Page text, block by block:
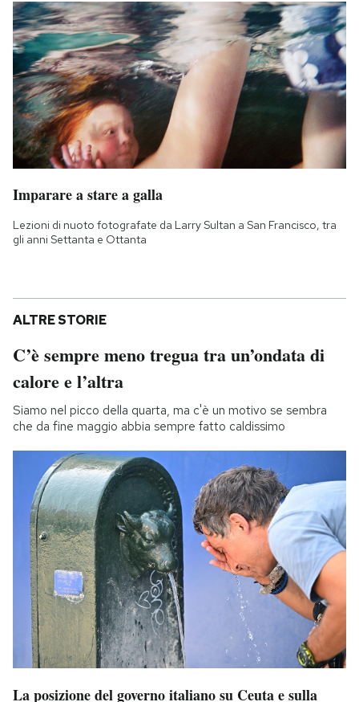
Imparare a stare a galla
Lezioni di nuoto fotografate da Larry Sultan a San Francisco, tra
gli anni Settanta e Ottanta
ALTRE STORIE
C’è sempre meno tregua tra un’ondata di
calore e l’altra
Siamo nel picco della quarta, ma c'è un motivo se sembra
che da fine maggio abbia sempre fatto caldissimo
La posizione del governo italiano su Ceuta e sulla